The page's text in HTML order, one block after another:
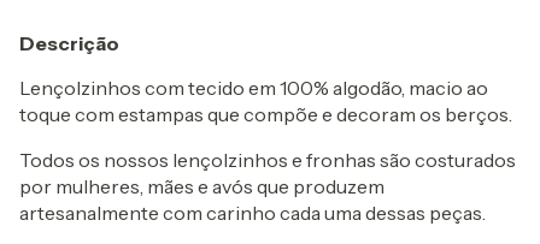
Descrição
Lençolzinhos com tecido em 100% algodão, macio ao
toque com estampas que compõe e decoram os berços.
Todos os nossos lençolzinhos e fronhas são costurados
por mulheres, mães e avós que produzem
artesanalmente com carinho cada uma dessas peças.